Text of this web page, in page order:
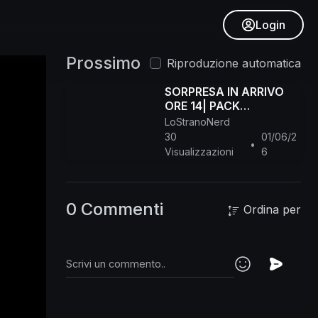
Login
Prossimo
Riproduzione automatica
SORPRESA IN ARRIVO
ORE 14| PACK
SUPREMO? ANALISI IN
LIVE!
LoStranoNerd
30
Visualizzazioni
•
01/06/2
6
0 Commenti Ordina per